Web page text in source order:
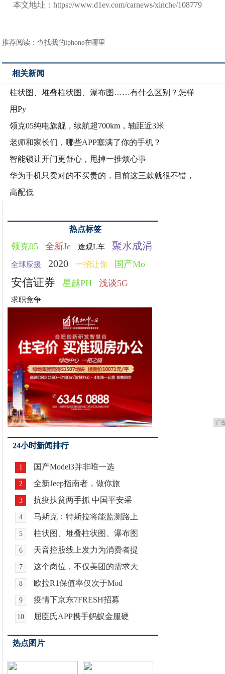
本文地址：https://www.d1ev.com/carnews/xinche/108779
推荐阅读：查找我的iphone在哪里
相关新闻
柱状图、堆叠柱状图、瀑布图……有什么区别？怎样
用Py
领克05纯电旗舰，续航超700km，轴距近3米
老师和家长们，哪些APP塞满了你的手机？
智能锁让开门更舒心，甩掉一推烦心事
华为手机只卖对的不买贵的，目前这三款就很不错，
高配低
热点标签
领克05 全新Je 途观L车 聚水成涓
全球应援 2020 一招让你 国产Mo
安信证券 星越PH 浅谈5G
求职竞争
广
24小时新闻排行
1 国产Model3并非唯一选
2 全新Jeep指南者，做你旅
3 抗疫扶贫两手抓 中国平安采
4 马斯克：特斯拉将能监测路上
5 柱状图、堆叠柱状图、瀑布图
6 天音控股线上发力为消费者提
7 这个岗位，不仅美团的需求大
8 欧拉R1保值率仅次于Mod
9 疫情下京东7FRESH招募
10 屈臣氏APP携手蚂蚁金服硬
热点图片